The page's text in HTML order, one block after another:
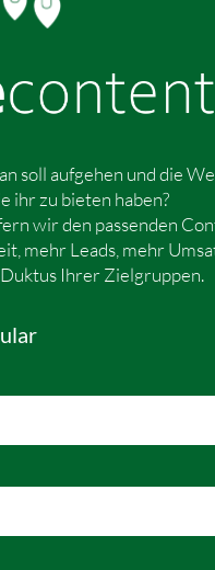
soll aufgehen und die
ihr zu bieten haben?
wir den passenden
mehr Leads, mehr
Ihrer Zielgruppen.